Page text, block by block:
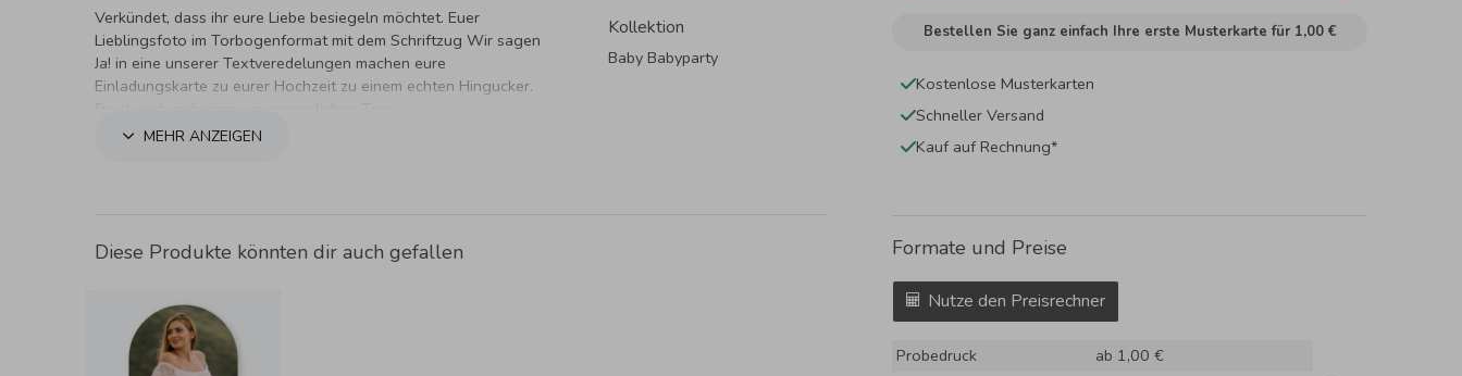
Verkündet, dass ihr eure Liebe besiegeln möchtet. Euer
Lieblingsfoto im Torbogenformat mit dem Schriftzug Wir sagen
Ja! in eine unserer Textveredelungen machen eure
Einladungskarte zu eurer Hochzeit zu einem echten Hingucker.
MEHR ANZEIGEN
Kollektion
Baby Babyparty
Diese Produkte könnten dir auch gefallen
Bestellen Sie ganz einfach Ihre erste Musterkarte für 1,00 €
Kostenlose Musterkarten
Schneller Versand
Kauf auf Rechnung*
Formate und Preise
Nutze den Preisrechner
Probedruck
ab 1,00 €